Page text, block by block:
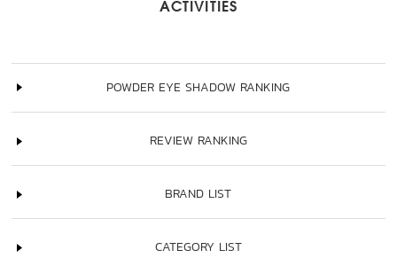
ACTIVITIES
POWDER EYE SHADOW RANKING
REVIEW RANKING
BRAND LIST
CATEGORY LIST